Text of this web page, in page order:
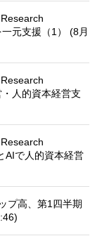
元支援（1） (8月
人的資本経営支
AIで人的資本経営
プ高、第1四半期